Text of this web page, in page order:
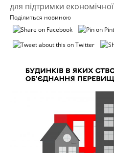
для підтримки економічної
Поділиться новиною